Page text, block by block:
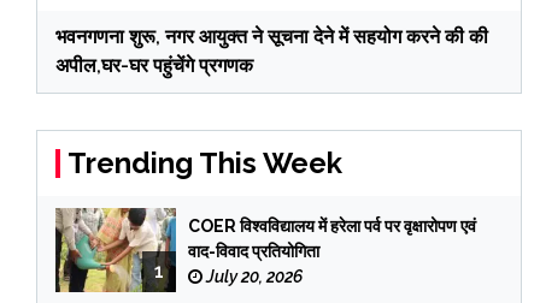
भवनगणना शुरू, नगर आयुक्त ने सूचना देने में सहयोग करने की की
अपील,घर-घर पहुंचेंगे प्रगणक
Trending This Week
1
COER विश्वविद्यालय में हरेला पर्व पर वृक्षारोपण एवं
वाद-विवाद प्रतियोगिता
July 20, 2026